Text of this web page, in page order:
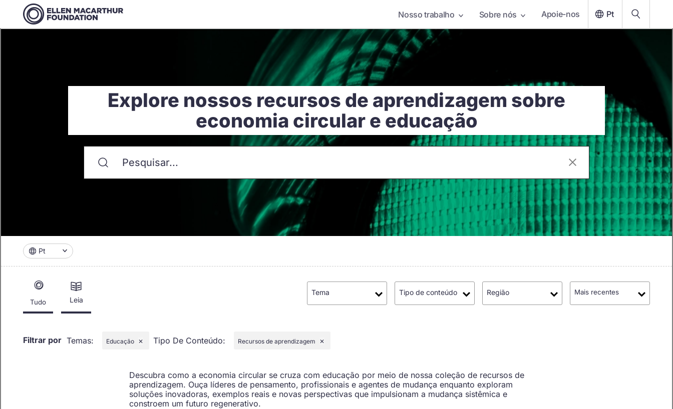
Nosso trabalho Sobre nós Apoie-nos Pt
Explore nossos recursos de aprendizagem sobre
economia circular e educação
Pt
Tudo Leia
Tema Tipo de conteúdo Região Mais recentes
Filtrar por Temas: Educação ✕ Tipo De Conteúdo: Recursos de aprendizagem ✕
Descubra como a economia circular se cruza com educação por meio de nossa coleção de recursos de
aprendizagem. Ouça líderes de pensamento, profissionais e agentes de mudança enquanto exploram
soluções inovadoras, exemplos reais e novas perspectivas que impulsionam a mudança sistêmica e
constroem um futuro regenerativo.